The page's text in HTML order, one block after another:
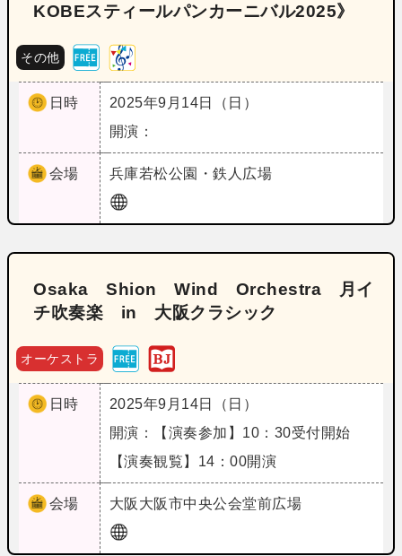
KOBEスティールパンカーニバル2025》
その他
日時
2025年9月14日（日）
開演：
会場 兵庫若松公園・鉄人広場
Osaka Shion Wind Orchestra 月イ
チ吹奏楽 in 大阪クラシック
オーケストラ
日時
2025年9月14日（日）
開演：【演奏参加】10：30受付開始
【演奏観覧】14：00開演
会場 大阪 大阪市中央公会堂前広場